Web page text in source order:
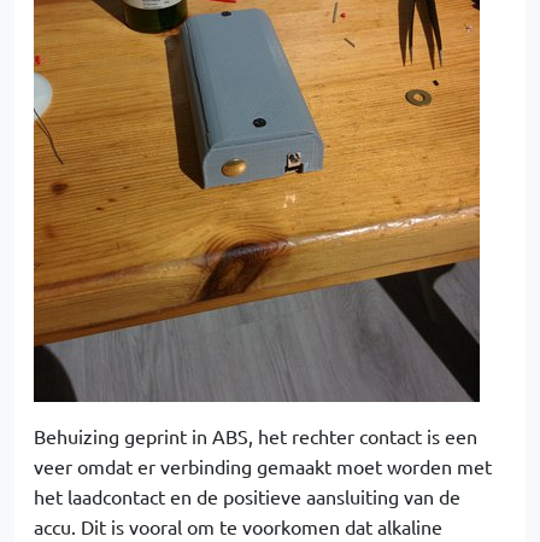
Behuizing geprint in ABS, het rechter contact is een
veer omdat er verbinding gemaakt moet worden met
het laadcontact en de positieve aansluiting van de
accu. Dit is vooral om te voorkomen dat alkaline